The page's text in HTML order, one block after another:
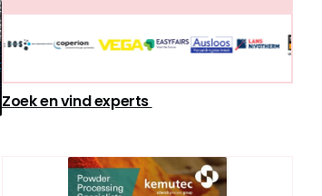
Zoek en vind experts